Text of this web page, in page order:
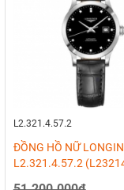
L2.321.4.57.2
ĐỒNG HỒ NỮ
L2.321.4.57.2